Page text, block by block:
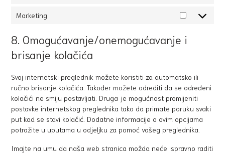
Marketing
8. Omogućavanje/onemogućavanje i
brisanje kolačića
Svoj internetski preglednik možete koristiti za automatsko ili
ručno brisanje kolačića. Također možete odrediti da se određeni
kolačići ne smiju postavljati. Druga je mogućnost promijeniti
postavke internetskog preglednika tako da primate poruku svaki
put kad se stavi kolačić. Dodatne informacije o ovim opcijama
potražite u uputama u odjeljku za pomoć vašeg preglednika.
Imajte na umu da naša web stranica možda neće ispravno raditi